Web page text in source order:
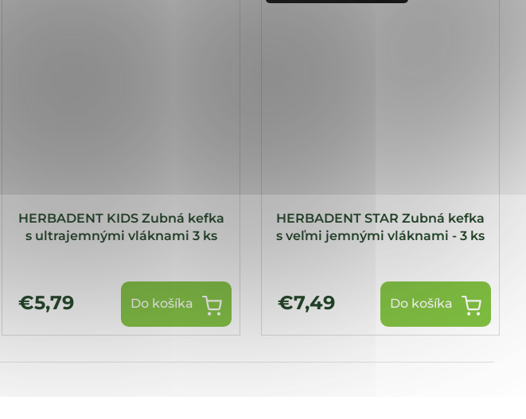
HERBADENT KIDS Zubná kefka
s ultrajemnými vláknami 3 ks
€5,79 Do košíka
HERBADENT STAR Zubná kefka
s veľmi jemnými vláknami - 3 ks
€7,49 Do košíka